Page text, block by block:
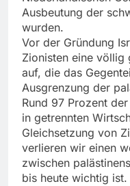
Ausbeutung der
wurden.
Vor der Gründung
Zionisten eine völlig
auf, die das
Ausgrenzung der
Rund 97 Prozent
in getrennten
Gleichsetzung von
verlieren wir einen
zwischen
bis heute wichtig ist.